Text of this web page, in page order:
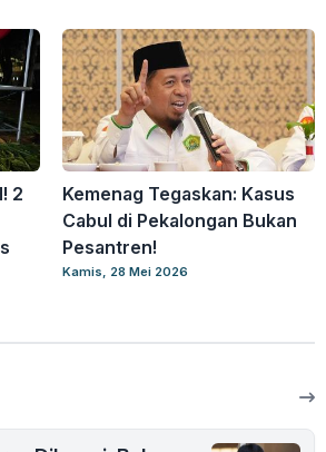
2
Kemenag Tegaskan: Kasus
Cabul di Pekalongan Bukan
Pesantren!
Kamis, 28 Mei 2026